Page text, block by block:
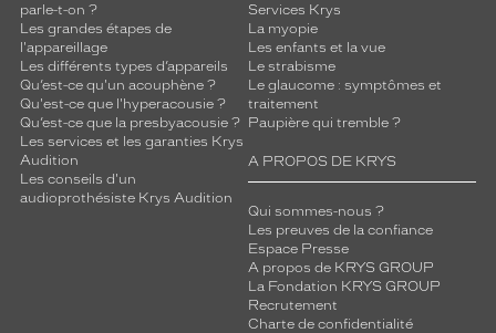
parle-t-on ?
Les grandes étapes de
l'appareillage
Les différents types d’appareils
Qu’est-ce qu'un acouphène ?
Qu'est-ce que l'hyperacousie ?
Qu’est-ce que la presbyacousie ?
Les services et les garanties Krys
Audition
Les conseils d'un
audioprothésiste Krys Audition
Services Krys
La myopie
Les enfants et la vue
Le strabisme
Le glaucome : symptômes et
traitement
Paupière qui tremble ?
A PROPOS DE KRYS
Qui sommes-nous ?
Les preuves de la confiance
Espace Presse
A propos de KRYS GROUP
La Fondation KRYS GROUP
Recrutement
Charte de confidentialité